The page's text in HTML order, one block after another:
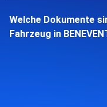
Welche Dokumente
Fahrzeug in